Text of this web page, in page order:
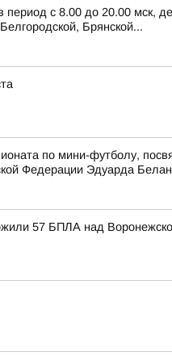
с 8.00 до 20.00 мск,
Брянской...
по мини-футболу,
Федерации Эдуарда
57 БПЛА над